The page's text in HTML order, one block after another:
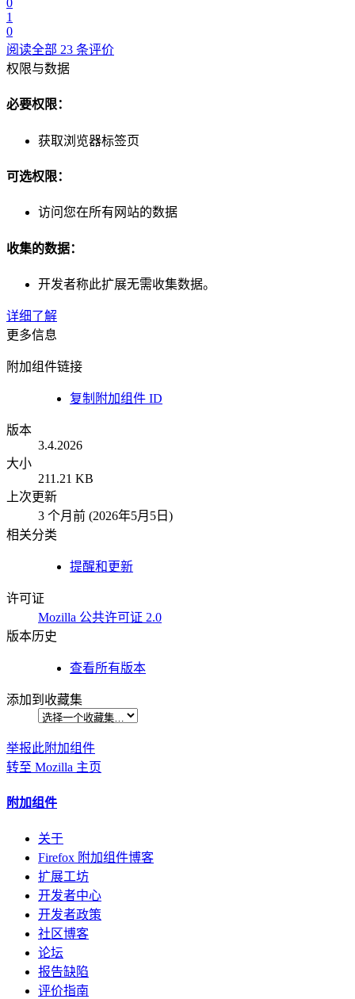
0
1
0
阅读全部 23 条评价
权限与数据
必要权限：
获取浏览器标签页
可选权限：
访问您在所有网站的数据
收集的数据：
开发者称此扩展无需收集数据。
详细了解
更多信息
附加组件链接
复制附加组件 ID
版本
3.4.2026
大小
211.21 KB
上次更新
3 个月前 (2026年5月5日)
相关分类
提醒和更新
许可证
Mozilla 公共许可证 2.0
版本历史
查看所有版本
添加到收藏集
举报此附加组件
转至 Mozilla 主页
附加组件
关于
Firefox 附加组件博客
扩展工坊
开发者中心
开发者政策
社区博客
论坛
报告缺陷
评价指南